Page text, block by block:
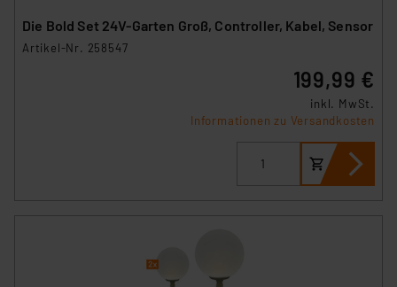
Die Bold Set 24V-Garten Groß, Controller, Kabel, Sensor
Artikel-Nr. 258547
199,99 €
inkl. MwSt.
Informationen zu Versandkosten